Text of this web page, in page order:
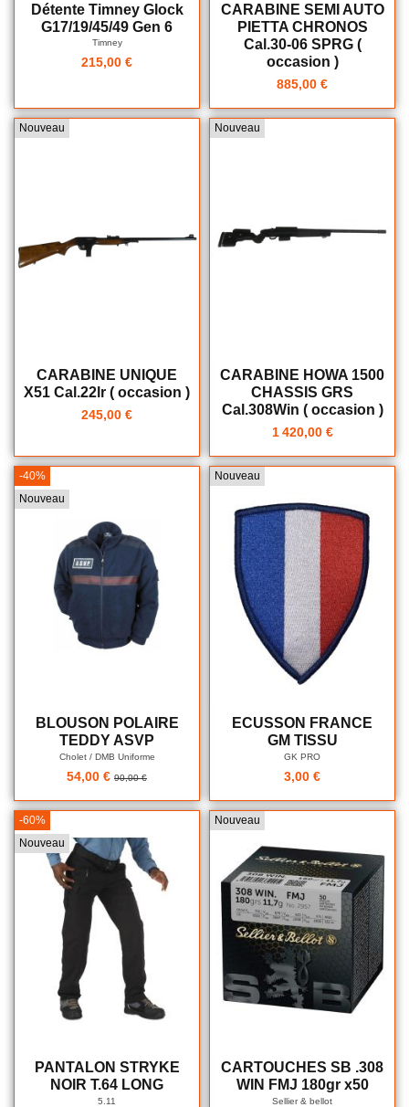
Détente Timney Glock
G17/19/45/49 Gen 6
Timney
215,00 €
CARABINE SEMI AUTO
PIETTA CHRONOS
Cal.30-06 SPRG (
occasion )
885,00 €
Nouveau
CARABINE UNIQUE
X51 Cal.22lr ( occasion )
245,00 €
Nouveau
CARABINE HOWA 1500
CHASSIS GRS
Cal.308Win ( occasion )
1 420,00 €
-40%
Nouveau
BLOUSON POLAIRE
TEDDY ASVP
Cholet / DMB Uniforme
54,00 € 90,00 €
Nouveau
ECUSSON FRANCE
GM TISSU
GK PRO
3,00 €
-60%
Nouveau
PANTALON STRYKE
NOIR T.64 LONG
5.11
Nouveau
CARTOUCHES SB .308
WIN FMJ 180gr x50
Sellier & bellot